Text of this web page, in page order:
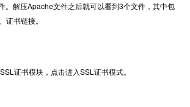
。解压Apache文件之后就可以看到3个文件，其中包
证书链接。
证书模块，点击进入SSL证书模式。